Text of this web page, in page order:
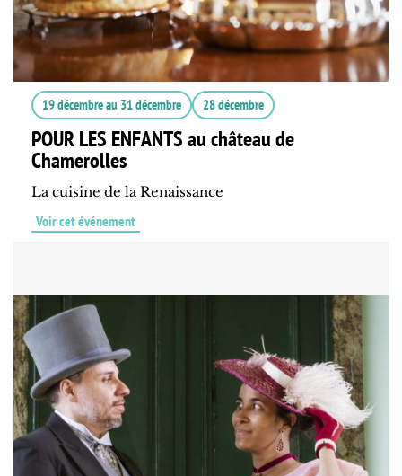
19 décembreau 31 décembre 28 décembre
POUR LES ENFANTS au château de
Chamerolles
La cuisine de la Renaissance
Voir cet événement